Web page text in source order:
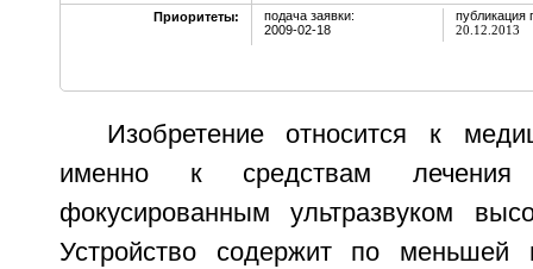
Приоритеты:
подача заявки:
2009-02-18
публикация
20.12.2013
Изобретение относится к
именно к средствам лечения
фокусированным ультразвуком
Устройство содержит по меньшей